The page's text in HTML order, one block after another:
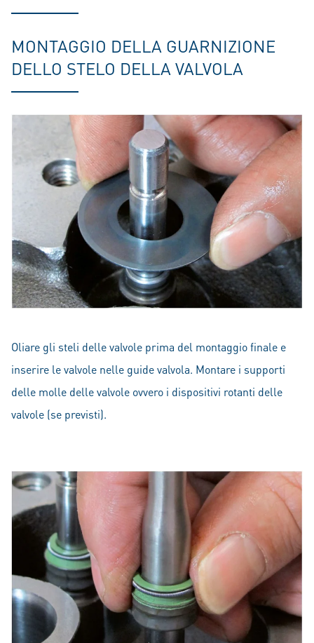
MONTAGGIO DELLA GUARNIZIONE
DELLO STELO DELLA VALVOLA
Oliare gli steli delle valvole prima del montaggio finale e
inserire le valvole nelle guide valvola. Montare i supporti
delle molle delle valvole ovvero i dispositivi rotanti delle
valvole (se previsti).